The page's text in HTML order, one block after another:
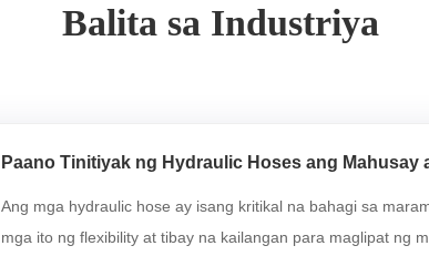
Balita sa Industriya
Paano Tinitiyak ng Hydraulic Hoses ang Mahusay
Ang mga hydraulic hose ay isang kritikal na bahagi sa
mga ito ng flexibility at tibay na kailangan para maglipat ng